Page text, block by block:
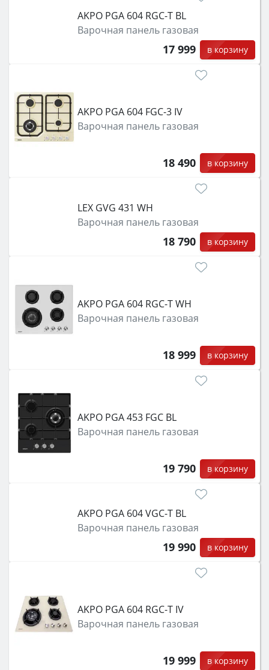
AKPO PGA 604 RGC-T BL
Варочная панель газовая
17 999 в корзину
AKPO PGA 604 FGC-3 IV
Варочная панель газовая
18 490 в корзину
LEX GVG 431 WH
Варочная панель газовая
18 790 в корзину
AKPO PGA 604 RGC-T WH
Варочная панель газовая
18 999 в корзину
AKPO PGA 453 FGC BL
Варочная панель газовая
19 790 в корзину
AKPO PGA 604 VGC-T BL
Варочная панель газовая
19 990 в корзину
AKPO PGA 604 RGC-T IV
Варочная панель газовая
19 999 в корзину